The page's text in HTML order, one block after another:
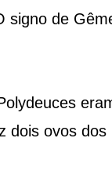
signo de
dois ovos dos